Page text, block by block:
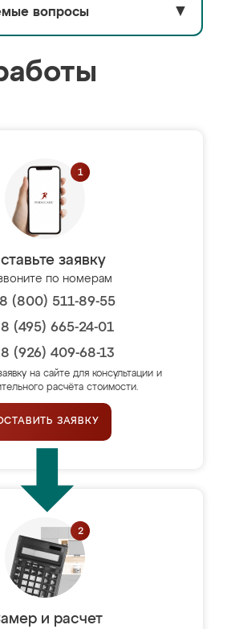
вопросы ▼
заявку
по номерам
8 (800) 511-89-55
8 (495) 665-24-01
8 (926) 409-68-13
на сайте для консультации и
расчёта стоимости.
ЗАЯВКУ
и расчет